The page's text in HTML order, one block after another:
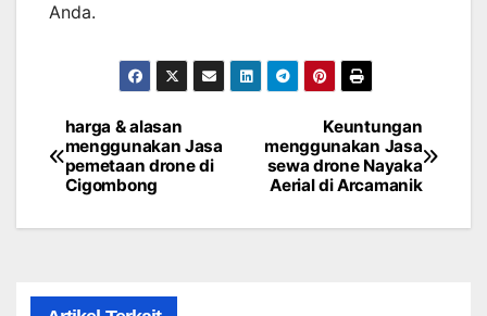
Anda.
Post
navigation
Keuntungan
menggunakan Jasa
sewa drone Nayaka
Aerial di Arcamanik
harga & alasan
menggunakan Jasa
pemetaan drone di
Cigombong